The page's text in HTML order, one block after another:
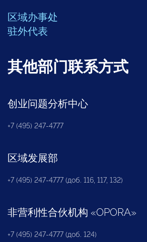
区域办事处
驻外代表
其他部门联系方式
创业问题分析中心
+7 (495) 247-4777
区域发展部
+7 (495) 247-4777 (доб. 116, 117, 132)
非营利性合伙机构 «OPORA»
+7 (495) 247-4777 (доб. 124)